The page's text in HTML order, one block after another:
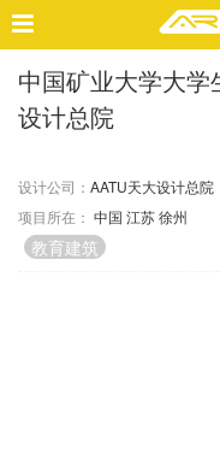
精选案例
建 筑
室 内
视 频
中国矿业大学大学
设计总院
设计公司： AATU天大设计总院
项目所在： 中国 江苏徐州
教育建筑